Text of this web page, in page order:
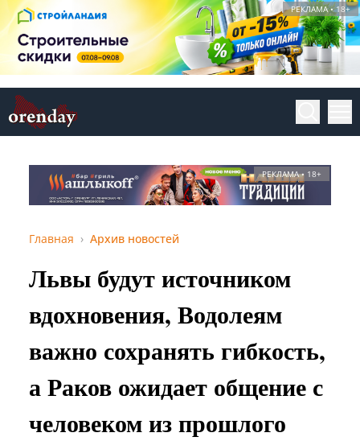
РЕКЛАМА • 18+
РЕКЛАМА • 18+
Главная Архив новостей
Львы будут источником
вдохновения, Водолеям
важно сохранять гибкость,
а Раков ожидает общение с
человеком из прошлого